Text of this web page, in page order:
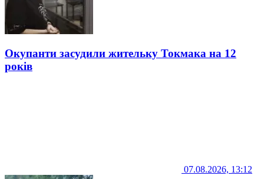
Окупанти засудили жительку Токмака на 12
років
07.08.2026, 13:12